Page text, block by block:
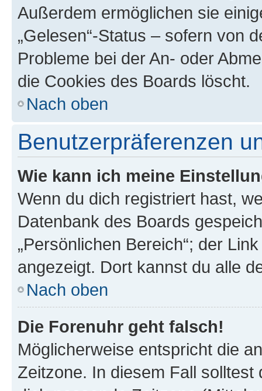
Außerdem ermöglichen sie
„Gelesen“-Status – sofern von
Probleme bei der An- oder
die Cookies des Boards löscht.
Nach oben
Benutzerpräferenzen
Wie kann ich meine
Wenn du dich registriert hast,
Datenbank des Boards
„Persönlichen Bereich“; der
angezeigt. Dort kannst du alle
Nach oben
Die Forenuhr geht falsch!
Möglicherweise entspricht die
Zeitzone. In diesem Fall solltest